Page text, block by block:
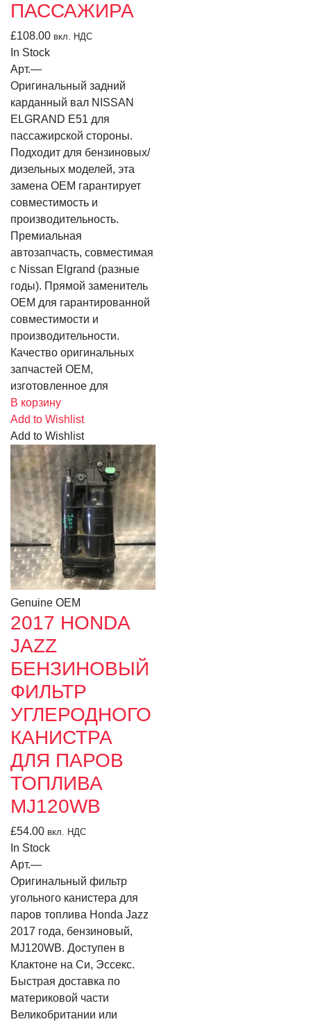
ПАССАЖИРА
£108.00 вкл. НДС
In Stock
Арт.—
Оригинальный задний
карданный вал NISSAN
ELGRAND E51 для
пассажирской стороны.
Подходит для бензиновых/
дизельных моделей, эта
замена OEM гарантирует
совместимость и
производительность.
Премиальная
автозапчасть, совместимая
с Nissan Elgrand (разные
годы). Прямой заменитель
OEM для гарантированной
совместимости и
производительности.
Качество оригинальных
запчастей OEM,
изготовленное для
В корзину
Add to Wishlist
Add to Wishlist
Genuine OEM
2017 HONDA
JAZZ
БЕНЗИНОВЫЙ
ФИЛЬТР
УГЛЕРОДНОГО
КАНИСТРА
ДЛЯ ПАРОВ
ТОПЛИВА
MJ120WB
£54.00 вкл. НДС
In Stock
Арт.—
Оригинальный фильтр
угольного канистера для
паров топлива Honda Jazz
2017 года, бензиновый,
MJ120WB. Доступен в
Клактоне на Си, Эссекс.
Быстрая доставка по
материковой части
Великобритании или